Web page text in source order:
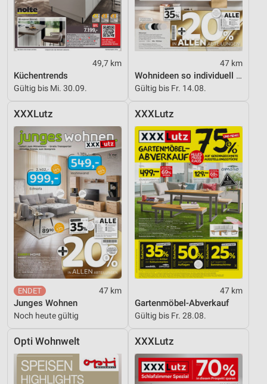
49,7 km
Küchentrends
Gültig bis Mi. 30.09.
47 km
Wohnideen so individuell wie du!
Gültig bis Fr. 14.08.
XXXLutz
47 km
Junges Wohnen
Noch heute gültig
XXXLutz
47 km
Gartenmöbel-Abverkauf
Gültig bis Fr. 28.08.
Opti Wohnwelt XXXLutz